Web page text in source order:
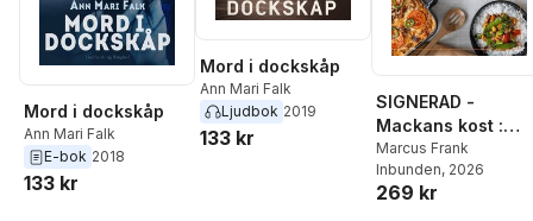
Mord i dockskåp
Ann Mari Falk
E-bok 2018
133 kr
Mord i dockskåp
Ann Mari Falk
Ljudbok 2019
133 kr
SIGNERAD -
Mackans kost :
Middagar och
matlådor
Marcus Frank
Inbunden, 2026
269 kr